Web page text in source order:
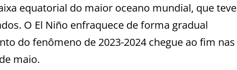
equatorial do maior oceano mundial, que teve
O El Niño enfraquece de forma gradual
do fenômeno de 2023-2024 chegue ao fim nas
maio.